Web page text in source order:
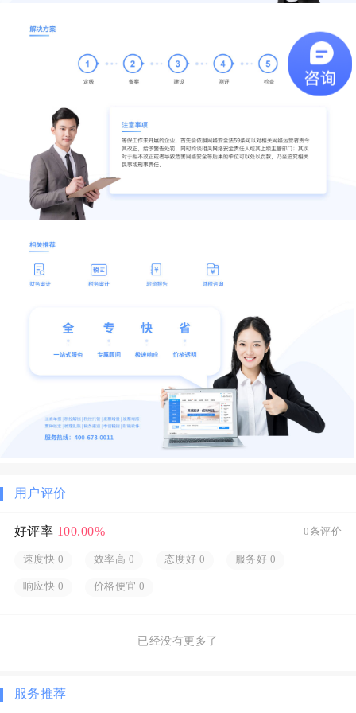
用户评价
好评率 100.00% 0条评价
速度快 0 效率高 0 态度好 0 服务好 0
响应快 0 价格便宜0
已经没有更多了
服务推荐